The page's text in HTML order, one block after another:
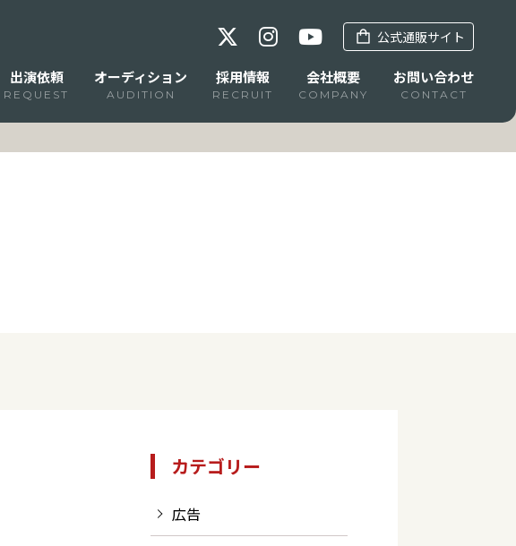
公式通販サイト
出演依頼
REQUEST
オーディション
AUDITION
採用情報
RECRUIT
会社概要
COMPANY
お問い合わせ
CONTACT
カテゴリー
広告